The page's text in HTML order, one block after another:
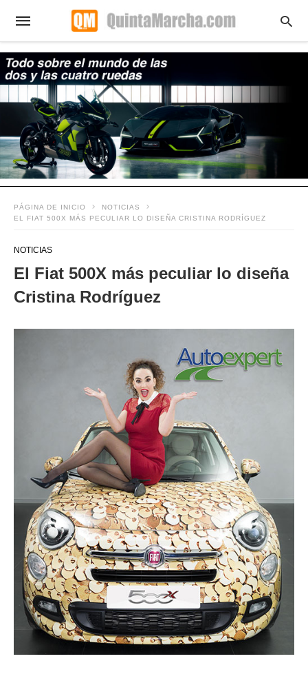
PÁGINA DE INICIO
NOTICIAS
EL FIAT 500X MÁS PECULIAR LO DISEÑA CRISTINA RODRÍGUEZ
NOTICIAS
El Fiat 500X más peculiar lo diseña
Cristina Rodríguez